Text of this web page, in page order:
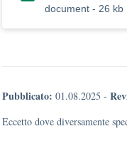
document - 26 kb
Pubblicato: 01.08.2025 -
Eccetto dove diversamente